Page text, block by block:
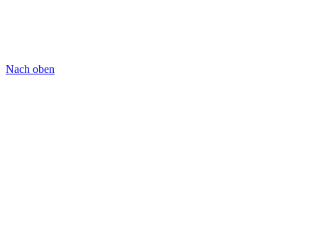
Nach oben